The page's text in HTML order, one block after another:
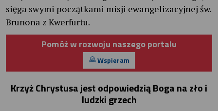
sięga swymi początkami misji ewangelizacyjnej św.
Brunona z Kwerfurtu.
Pomóż w rozwoju naszego portalu
Wspieram
Krzyż Chrystusa jest odpowiedzią Boga na zło i
ludzki grzech